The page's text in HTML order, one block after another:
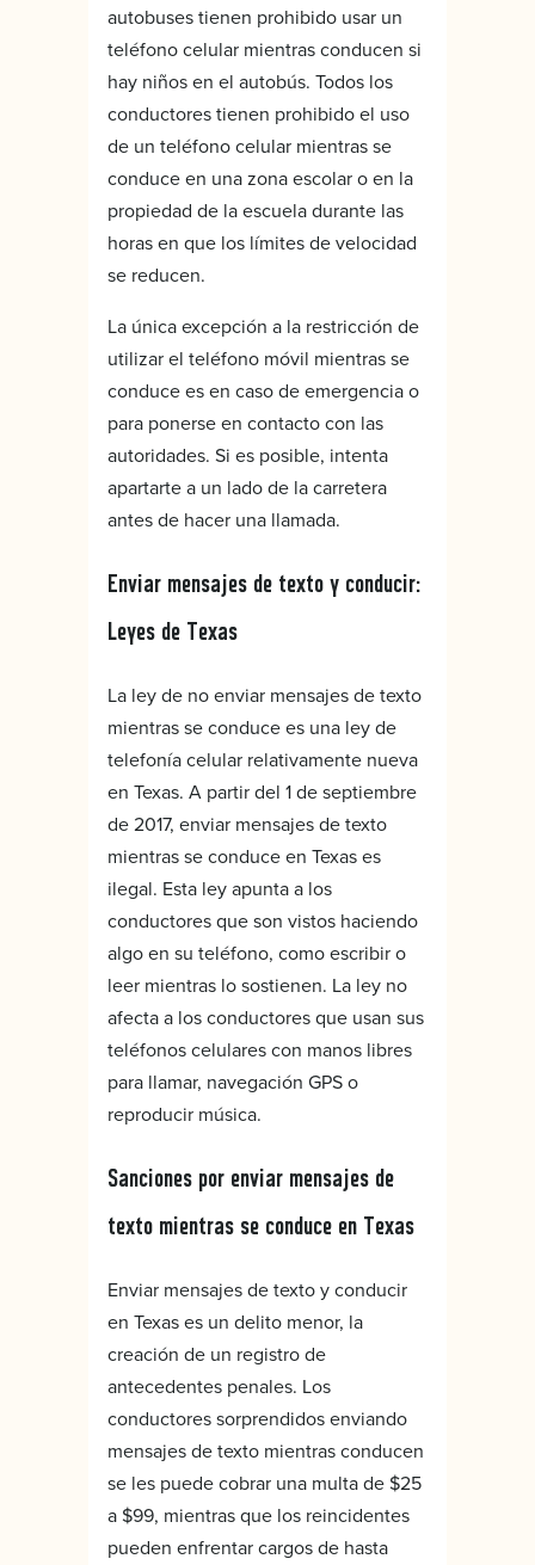
autobuses tienen prohibido usar un
teléfono celular mientras conducen si
hay niños en el autobús. Todos los
conductores tienen prohibido el uso
de un teléfono celular mientras se
conduce en una zona escolar o en la
propiedad de la escuela durante las
horas en que los límites de velocidad
se reducen.
La única excepción a la restricción de
utilizar el teléfono móvil mientras se
conduce es en caso de emergencia o
para ponerse en contacto con las
autoridades. Si es posible, intenta
apartarte a un lado de la carretera
antes de hacer una llamada.
Enviar mensajes de texto y conducir:
Leyes de Texas
La ley de no enviar mensajes de texto
mientras se conduce es una ley de
telefonía celular relativamente nueva
en Texas. A partir del 1 de septiembre
de 2017, enviar mensajes de texto
mientras se conduce en Texas es
ilegal. Esta ley apunta a los
conductores que son vistos haciendo
algo en su teléfono, como escribir o
leer mientras lo sostienen. La ley no
afecta a los conductores que usan sus
teléfonos celulares con manos libres
para llamar, navegación GPS o
reproducir música.
Sanciones por enviar mensajes de
texto mientras se conduce en Texas
Enviar mensajes de texto y conducir
en Texas es un delito menor, la
creación de un registro de
antecedentes penales. Los
conductores sorprendidos enviando
mensajes de texto mientras conducen
se les puede cobrar una multa de $25
a $99, mientras que los reincidentes
pueden enfrentar cargos de hasta